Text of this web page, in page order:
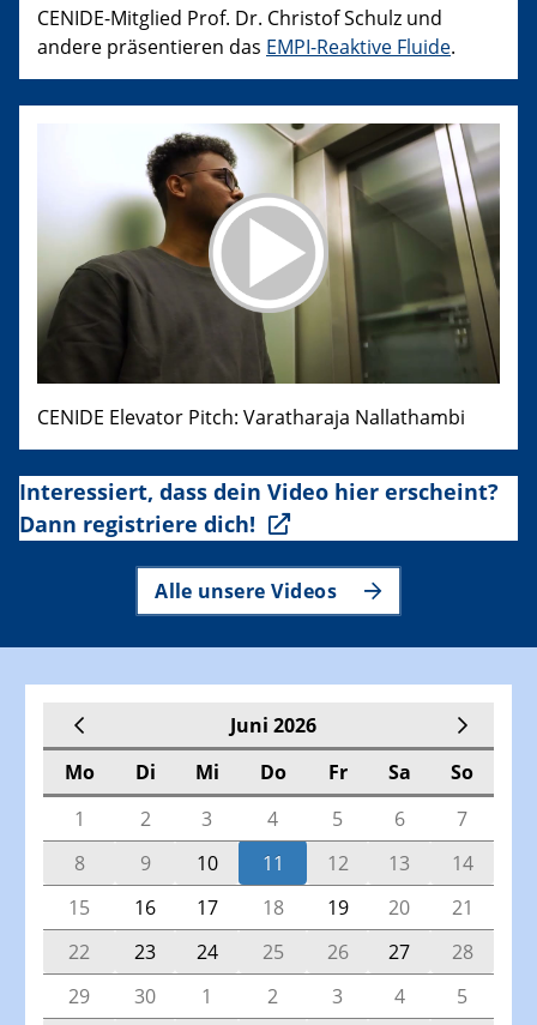
CENIDE-Mitglied Prof. Dr. Christof Schulz und
andere präsentieren das EMPI-Reaktive Fluide.
CENIDE Elevator Pitch: Varatharaja Nallathambi
Interessiert, dass dein Video hier erscheint?
Dann registriere dich!
Alle unsere Videos
Juni 2026
Mo
Di Mi Do Fr Sa
So
1
2 3 4 5 6
7
8
9 10 11 12 13
14
15
16 17 18 19 20
21
22
23 24 25 26 27
28
29
30 1 2 3 4
5